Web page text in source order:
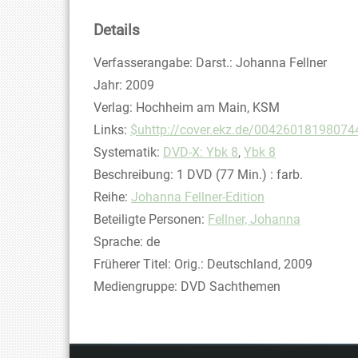
Details
Suche nach diesem Verfasser
Verfasserangabe: Darst.: Johanna Fellner
Jahr: 2009
Verlag: Hochheim am Main, KSM
opens in new tab
Links: Diesen Link in neuem Tab öffnen
$uhttp://cover.ekz.de/
Systematik: Suche nach dieser Systematik
DVD-X: Ybk 8, Ybk 8
Suche nach diesem Interessenskreis
Beschreibung: 1 DVD (77 Min.) : farb.
Reihe: Johanna Fellner-Edition
Beteiligte Personen: Suche nach dieser
Fellner, Johanna
Sprache: de
Früherer Titel: Orig.: Deutschland, 2009
Mediengruppe: DVD Sachthemen